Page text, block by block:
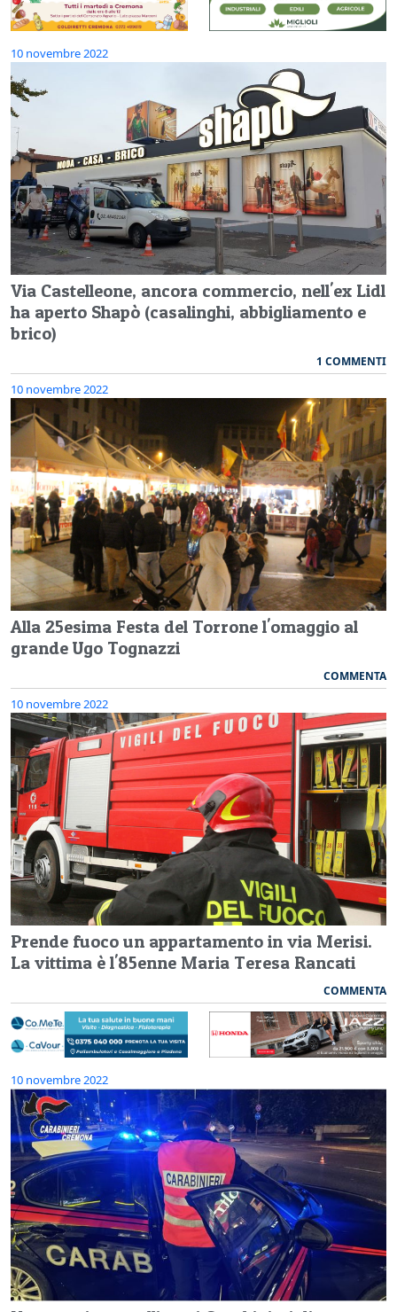
10 novembre 2022
Via Castelleone, ancora commercio, nell'ex Lidl
ha aperto Shapò (casalinghi, abbigliamento e
brico)
1 COMMENTI
10 novembre 2022
Alla 25esima Festa del Torrone l'omaggio al
grande Ugo Tognazzi
COMMENTA
10 novembre 2022
Prende fuoco un appartamento in via Merisi.
La vittima è l'85enne Maria Teresa Rancati
COMMENTA
10 novembre 2022